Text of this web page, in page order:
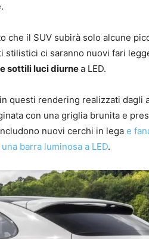
che il SUV subirà solo alcune
stilistici ci saranno nuovi fari
sottili luci diurnea LED.
questi rendering realizzati dagli
con una griglia brunita e
nuovi cerchi in lega e
barra luminosa a LED.